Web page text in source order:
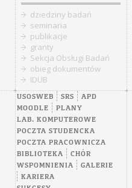
dziedziny badań
seminaria
publikacje
granty
Sekcja Obsługi Badań
obieg dokumentów
IDUB
USOSWEB SRS
APD
MOODLE
PLANY
LAB. KOMPUTEROWE
POCZTA STUDENCKA
POCZTA PRACOWNICZA
BIBLIOTEKA
CHÓR
WSPOMNIENIA
GALERIE
KARIERA